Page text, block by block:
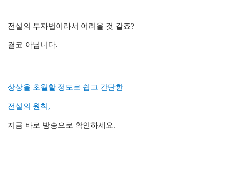
전설의 투자법이라서 어려울 것 같죠?
결코 아닙니다.
상상을 초월할 정도로 쉽고 간단한
전설의 원칙,
지금 바로 방송으로 확인하세요.